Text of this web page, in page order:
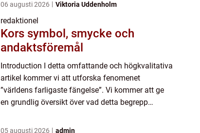
06 augusti 2026 Viktoria Uddenholm
redaktionel
Kors symbol, smycke och
andaktsföremål
Introduction I detta omfattande och högkvalitativa
artikel kommer vi att utforska fenomenet
”världens farligaste fängelse”. Vi kommer att ge
en grundlig översikt över vad detta begrepp
fängels...
05 augusti 2026 admin